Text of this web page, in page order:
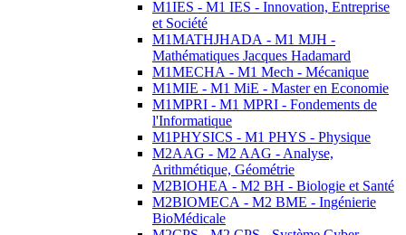
M1IES - M1 IES - Innovation, Entreprise
et Société
M1MATHJHADA - M1 MJH -
Mathématiques Jacques Hadamard
M1MECHA - M1 Mech - Mécanique
M1MIE - M1 MiE - Master en Economie
M1MPRI - M1 MPRI - Fondements de
l'Informatique
M1PHYSICS - M1 PHYS - Physique
M2AAG - M2 AAG - Analyse,
Arithmétique, Géométrie
M2BIOHEA - M2 BH - Biologie et Santé
M2BIOMECA - M2 BME - Ingénierie
BioMédicale